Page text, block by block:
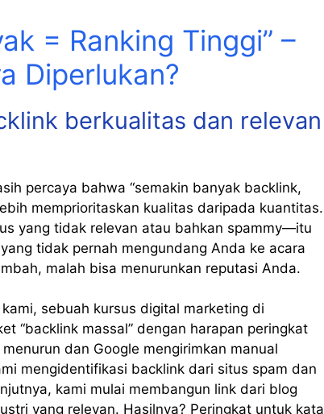
= Ranking Tinggi” –
Diperlukan?
berkualitas dan relevan
percaya bahwa “semakin banyak backlink,
memprioritaskan kualitas daripada kuantitas.
yang tidak relevan atau bahkan spammy—itu
tidak pernah mengundang Anda ke acara
malah bisa menurunkan reputasi Anda.
sebuah kursus digital marketing di
“backlink massal” dengan harapan peringkat
dan Google mengirimkan manual
mengidentifikasi backlink dari situs spam dan
kami mulai membangun link dari blog
yang relevan. Hasilnya? Peringkat untuk kata